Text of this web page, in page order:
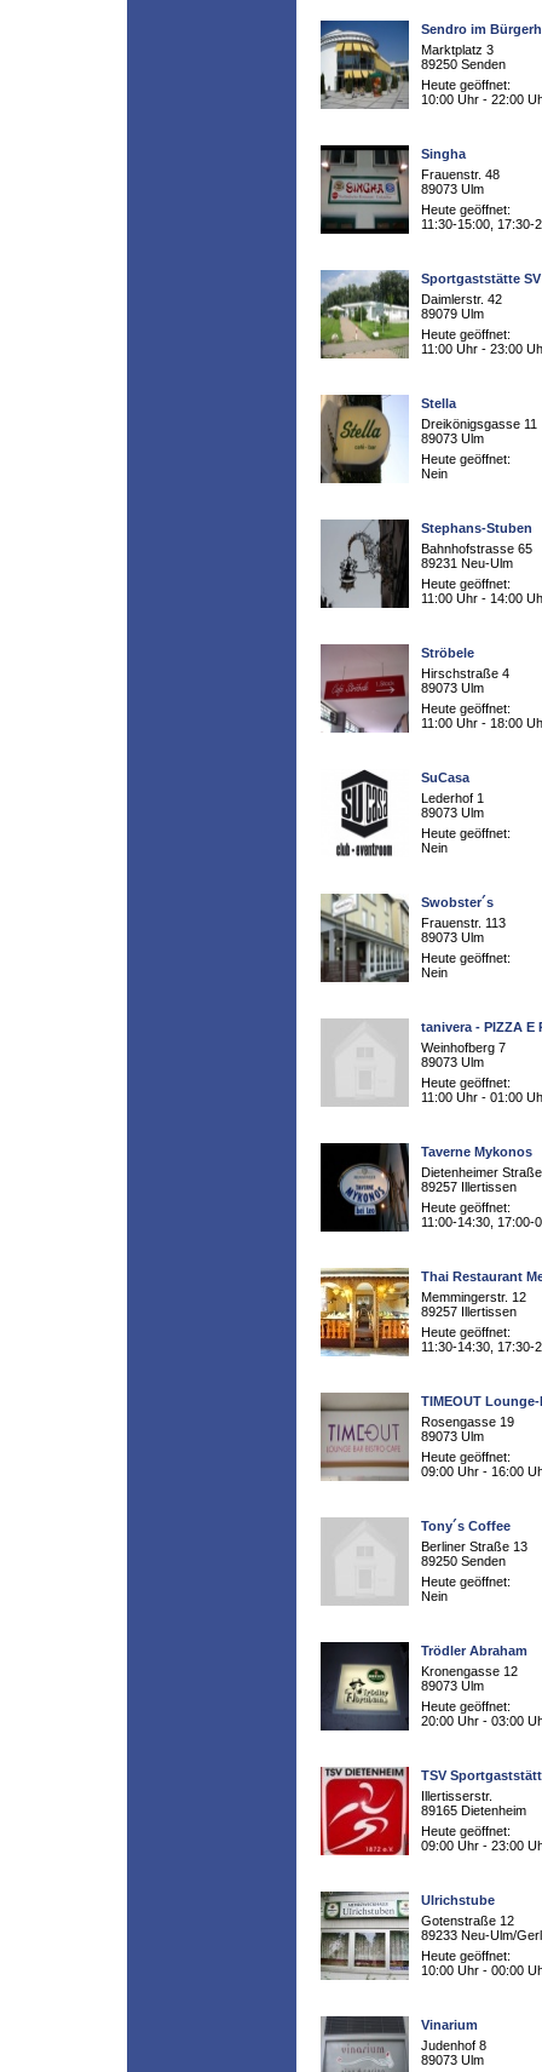
Sendro im
Marktplatz 3
89250 Senden
Heute geöffnet:
10:00 Uhr - 22:00
Singha
Frauenstr. 48
89073 Ulm
Heute geöffnet:
11:30-15:00, 17:30-
Sportgaststätte
Daimlerstr. 42
89079 Ulm
Heute geöffnet:
11:00 Uhr - 23:00
Stella
Dreikönigsgasse 11
89073 Ulm
Heute geöffnet:
Nein
Stephans-Stuben
Bahnhofstrasse 65
89231 Neu-Ulm
Heute geöffnet:
11:00 Uhr - 14:00
Ströbele
Hirschstraße 4
89073 Ulm
Heute geöffnet:
11:00 Uhr - 18:00
SuCasa
Lederhof 1
89073 Ulm
Heute geöffnet:
Nein
Swobster´s
Frauenstr. 113
89073 Ulm
Heute geöffnet:
Nein
tanivera - PIZZA E
Weinhofberg 7
89073 Ulm
Heute geöffnet:
11:00 Uhr - 01:00
Taverne Mykonos
Dietenheimer
89257 Illertissen
Heute geöffnet:
11:00-14:30, 17:00-
Thai Restaurant
Memmingerstr. 12
89257 Illertissen
Heute geöffnet:
11:30-14:30, 17:30-
TIMEOUT
Rosengasse 19
89073 Ulm
Heute geöffnet:
09:00 Uhr - 16:00
Tony´s Coffee
Berliner Straße 13
89250 Senden
Heute geöffnet:
Nein
Trödler Abraham
Kronengasse 12
89073 Ulm
Heute geöffnet:
20:00 Uhr - 03:00
TSV
Illertisserstr.
89165 Dietenheim
Heute geöffnet:
09:00 Uhr - 23:00
Ulrichstube
Gotenstraße 12
89233 Neu-Ulm/
Heute geöffnet:
10:00 Uhr - 00:00
Vinarium
Judenhof 8
89073 Ulm